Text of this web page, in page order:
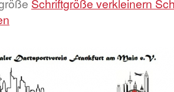
Schriftgröße verkleinern